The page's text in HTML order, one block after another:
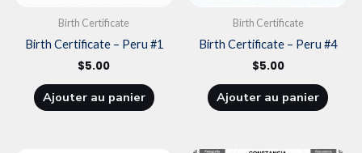
Birth Certificate
Birth Certificate – Peru #1
$5.00
Ajouter au panier
Birth Certificate
Birth Certificate – Peru #4
$5.00
Ajouter au panier